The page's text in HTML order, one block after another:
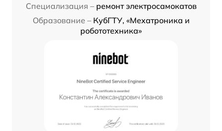
Специализация – ремонт электросамокатов
Образование – КубГТУ, «Мехатроника и
робототехника»